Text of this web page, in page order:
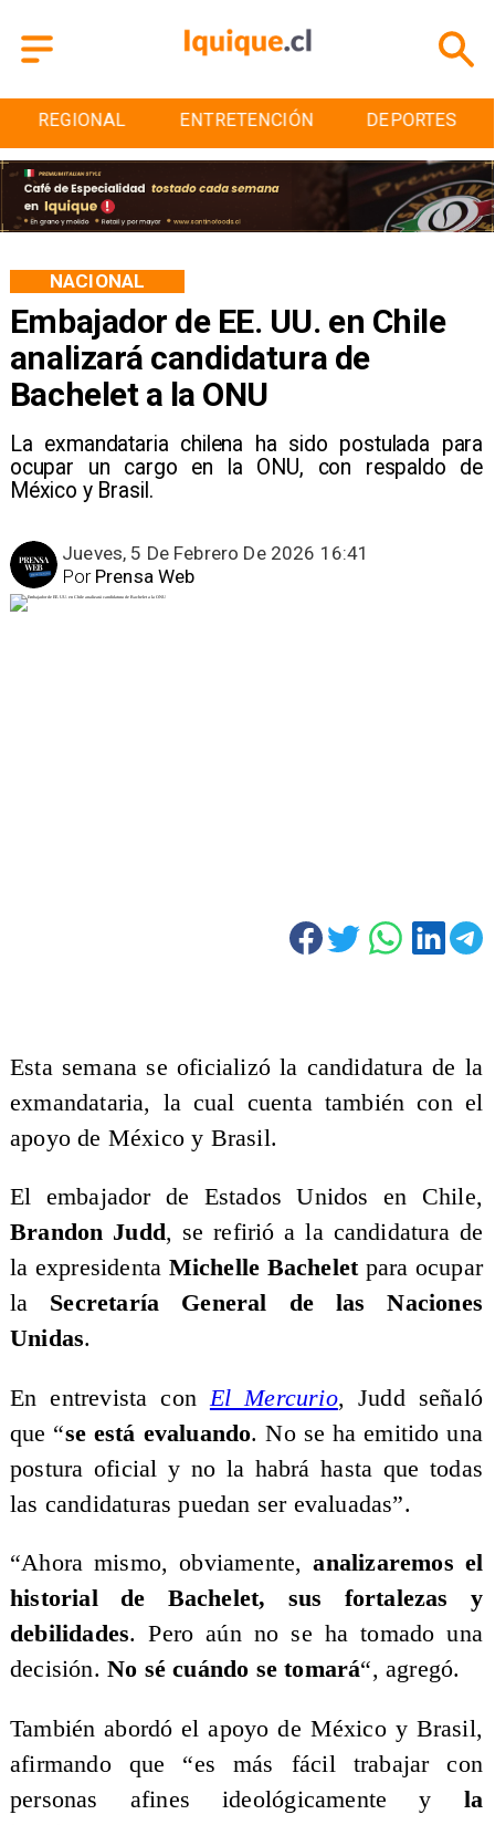
ENTRETENCIÓN DEPORTES CULTURA
Embajador de EE. UU. en Chile
analizará candidatura de
Bachelet a la ONU
La exmandataria chilena ha sido postulada para
ocupar un cargo en la ONU, con respaldo de
México y Brasil.
NACIONAL
Jueves, 5 De Febrero De 2026 16:41
Prensa Web
Por
Esta semana se oficializó la candidatura de la
exmandataria, la cual cuenta también con el
apoyo de México y Brasil.
El embajador de Estados Unidos en Chile,
Brandon Judd, se refirió a la candidatura de
la expresidenta Michelle Bacheletpara ocupar
la Secretaría General de las Naciones
Unidas.
En entrevista con El Mercurio, Judd señaló
que “se está evaluando. No se ha emitido una
postura oficial y no la habrá hasta que todas
las candidaturas puedan ser evaluadas”.
“Ahora mismo, obviamente,analizaremos el
historial de Bachelet, sus fortalezas y
debilidades. Pero aún no se ha tomado una
decisión. No sé cuándo se tomará“, agregó.
También abordó el apoyo de México y Brasil,
afirmando que “es más fácil trabajar con
personas afines ideológicamente y la